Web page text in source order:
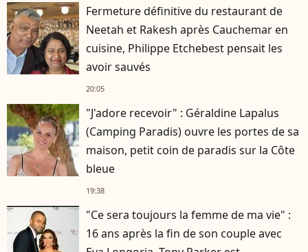
Fermeture définitive du restaurant de
Neetah et Rakesh après Cauchemar en
cuisine, Philippe Etchebest pensait les
avoir sauvés
20:05
"J'adore recevoir" : Géraldine Lapalus
(Camping Paradis) ouvre les portes de sa
maison, petit coin de paradis sur la Côte
bleue
19:38
"Ce sera toujours la femme de ma vie" :
16 ans après la fin de son couple avec